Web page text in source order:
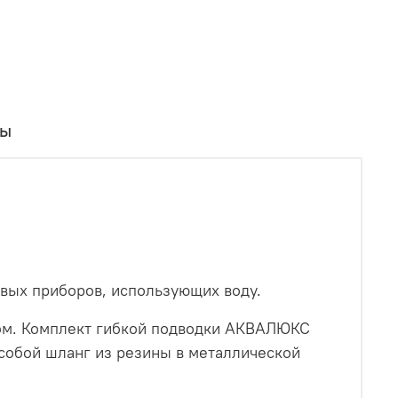
приборов, использующих воду.
Комплект гибкой подводки АКВАЛЮКС
шланг из резины в металлической